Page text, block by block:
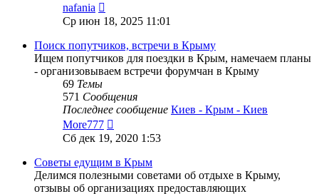
nafania
к
последнему
сообщению
Ср июн 18, 2025 11:01
Поиск попутчиков, встречи в Крыму
Ищем попутчиков для поездки в Крым, намечаем планы
- организовываем встречи форумчан в Крыму
69 Темы
571 Сообщения
Последнее сообщение Киев - Крым - Киев
More777
к
сообщению
Сб дек 19, 2020 1:53
Советы едущим в Крым
Делимся полезными советами об отдыхе в Крыму,
отзывы об организациях предоставляющих